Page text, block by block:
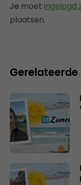
Je moet ingelogd
plaatsen.